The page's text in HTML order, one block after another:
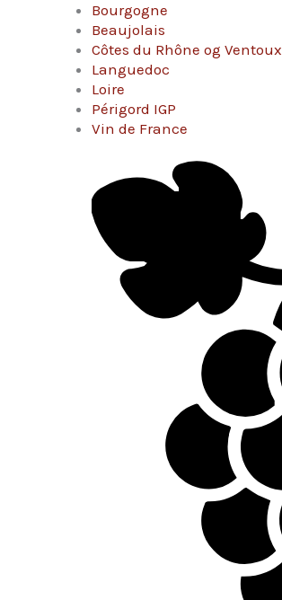
Bourgogne
Beaujolais
Côtes du Rhône og Ventoux
Languedoc
Loire
Périgord IGP
Vin de France